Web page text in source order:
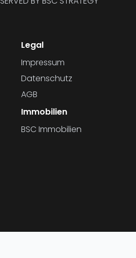
Legal
Impressum
Datenschutz
AGB
Immobilien
BSC Immobilien